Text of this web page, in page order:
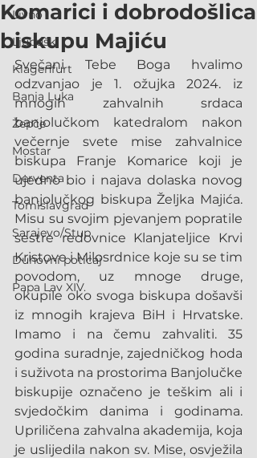
Livno
Ljubuški
Klagenfurt
Banja Luka
Žepče
Mostar
Derventa
Tomislavgrad
Sarajevo/Stup
Duhovni poticaj
Papa Lav XIV.
Komarici i dobrodošlica
biskupu Majiću
Svečani Tebe Boga hvalimo
odzvanjao je 1. ožujka 2024. iz
mnogih zahvalnih srdaca
banjolučkom katedralom nakon
večernje svete mise zahvalnice
biskupa Franje Komarice koji je
ujedno bio i najava dolaska novog
banjolučkog biskupa Željka Majića.
Misu su svojim pjevanjem popratile
sestre redovnice Klanjateljice Krvi
Kristove i Milosrdnice koje su se tim
povodom, uz mnoge druge,
okupile oko svoga biskupa došavši
iz mnogih krajeva BiH i Hrvatske.
Imamo i na čemu zahvaliti. 35
godina suradnje, zajedničkog hoda
i suživota na prostorima Banjolučke
biskupije označeno je teškim ali i
svjedočkim danima i godinama.
Upriličena zahvalna akademija, koja
je uslijedila nakon sv. Mise, osvježila